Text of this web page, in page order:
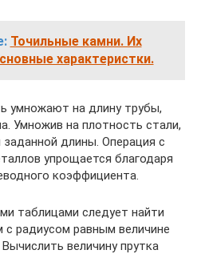
Точильные камни. Их
характеристки.
умножают на длину трубы,
Умножив на плотность стали,
длины. Операция с
упрощается благодаря
коэффициента.
таблицами следует найти
радиусом равным величине
величину прутка